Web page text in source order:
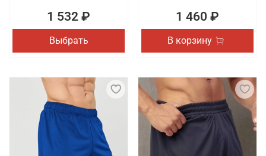
1 532 ₽
Выбрать
1 460 ₽
В корзину